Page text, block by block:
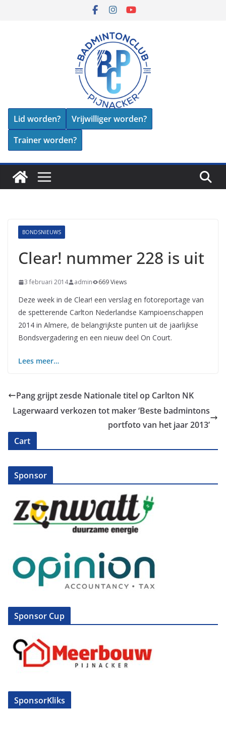
Lid worden?
Vrijwilliger worden?
Trainer worden?
BONDSNIEUWS
Clear! nummer 228 is uit
3 februari 2014 admin 669 Views
Deze week in de Clear! een verslag en fotoreportage van
de spetterende Carlton Nederlandse Kampioenschappen
2014 in Almere, de belangrijkste punten uit de jaarlijkse
Bondsvergadering en een nieuw deel On Court.
Lees meer…
Pang grijpt zesde Nationale titel op Carlton NK
Lagerwaard verkozen tot maker ‘Beste badmintons
portfoto van het jaar 2013’
Cart
Sponsor
Sponsor Cup
SponsorKliks